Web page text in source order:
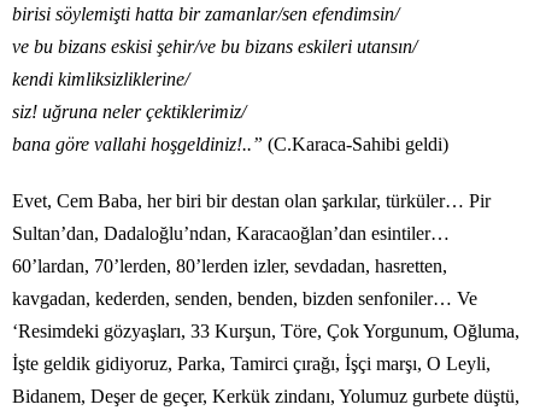
birisi söylemişti hatta bir zamanlar/sen efendimsin/
ve bu bizans eskisi şehir/ve bu bizans eskileri utansın/
kendi kimliksizliklerine/
siz! uğruna neler çektiklerimiz/
bana göre vallahi hoşgeldiniz!..” (C.Karaca-Sahibi geldi)
Evet, Cem Baba, her biri bir destan olan şarkılar, türküler… Pir
Sultan’dan, Dadaloğlu’ndan, Karacaoğlan’dan esintiler…
60’lardan, 70’lerden, 80’lerden izler, sevdadan, hasretten,
kavgadan, kederden, senden, benden, bizden senfoniler… Ve
‘Resimdeki gözyaşları, 33 Kurşun, Töre, Çok Yorgunum, Oğluma,
İşte geldik gidiyoruz, Parka, Tamirci çırağı, İşçi marşı, O Leyli,
Bidanem, Deşer de geçer, Kerkük zindanı, Yolumuz gurbete düştü,